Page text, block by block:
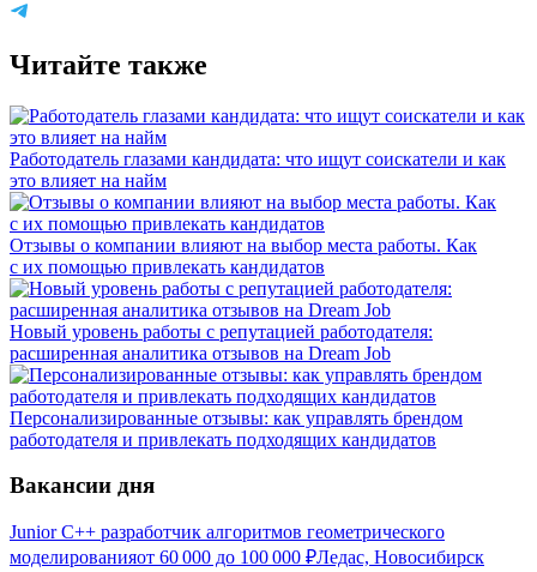
Читайте также
Работодатель глазами кандидата: что ищут соискатели и как
это влияет на найм
Отзывы о компании влияют на выбор места работы. Как
с их помощью привлекать кандидатов
Новый уровень работы с репутацией работодателя:
расширенная аналитика отзывов на Dream Job
Персонализированные отзывы: как управлять брендом
работодателя и привлекать подходящих кандидатов
Вакансии дня
Junior C++ разработчик алгоритмов геометрического
моделированияот 60 000 до 100 000 ₽Ледас, Новосибирск